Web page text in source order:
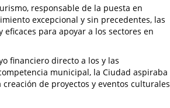
responsable de la puesta en
excepcional y sin precedentes, las
para apoyar a los sectores en
financiero directo a los y las
municipal, la Ciudad aspiraba
de proyectos y eventos culturales